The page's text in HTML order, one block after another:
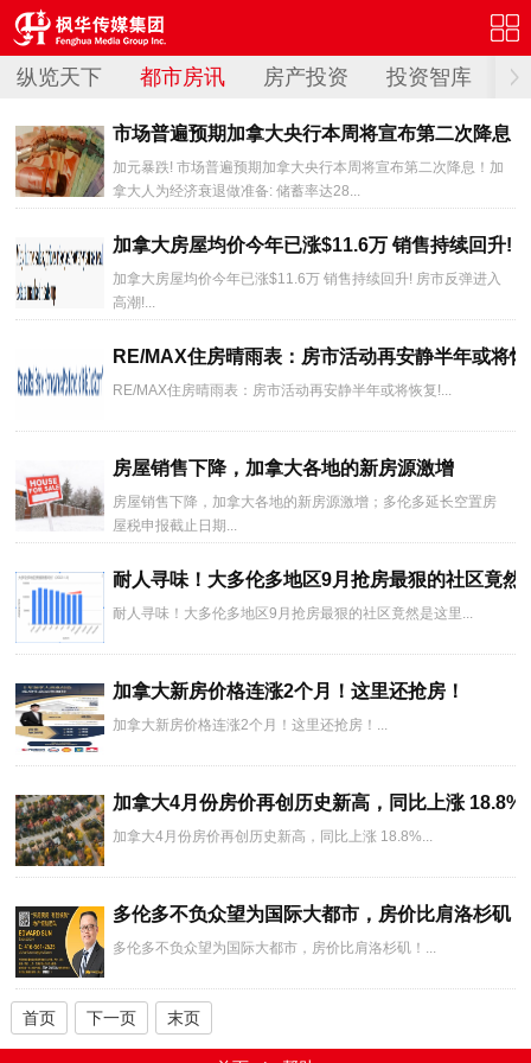
纵览天下 都市房讯 房产投资 投资智库
市场普遍预期加拿大央行本周将宣布第二次降息！
加元暴跌! 市场普遍预期加拿大央行本周将宣布第二次降息！加
拿大人为经济衰退做准备: 储蓄率达28...
加拿大房屋均价今年已涨$11.6万 销售持续回升!
加拿大房屋均价今年已涨$11.6万 销售持续回升! 房市反弹进入
高潮!...
RE/MAX住房晴雨表：房市活动再安静半年或将
RE/MAX住房晴雨表：房市活动再安静半年或将恢复!...
房屋销售下降，加拿大各地的新房源激增
房屋销售下降，加拿大各地的新房源激增；多伦多延长空置房
屋税申报截止日期...
耐人寻味！大多伦多地区9月抢房最狠的社区竟然
耐人寻味！大多伦多地区9月抢房最狠的社区竟然是这里...
加拿大新房价格连涨2个月！这里还抢房！
加拿大新房价格连涨2个月！这里还抢房！...
加拿大4月份房价再创历史新高，同比上涨 18.8%
加拿大4月份房价再创历史新高，同比上涨 18.8%...
多伦多不负众望为国际大都市，房价比肩洛杉矶！
多伦多不负众望为国际大都市，房价比肩洛杉矶！...
首页 下一页 末页